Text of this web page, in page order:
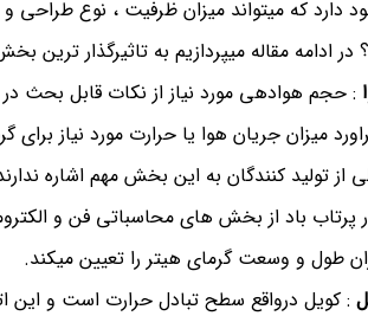
دارد که میتواند میزان ظرفیت ، نوع طراحی
ادامه مقاله میپردازیم به تاثیرگذار
: حجم هوادهی مورد نیاز از نکات قابل بحث
میزان جریان هوا یا حرارت مورد نیاز برای
از تولید کنندگان به این بخش مهم اشاره
باد از بخش های محاسباتی فن و
طول و وسعت گرمای هیتر را تعیین میکند.
: کویل درواقع سطح تبادل حرارت است و این